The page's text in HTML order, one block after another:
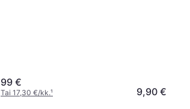
99 €
Tai 17,30 €/kk.¹ 9,90 €